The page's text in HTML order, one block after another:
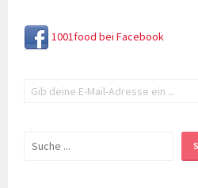
1001food bei Facebook
Suchen